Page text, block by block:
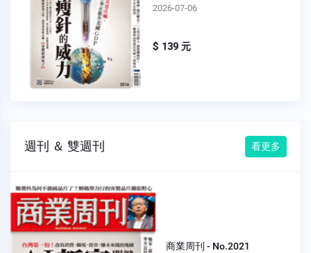
2026-07-06
$ 139 元
週刊 ＆ 雙週刊 看更多
商業周刊 - No.2021